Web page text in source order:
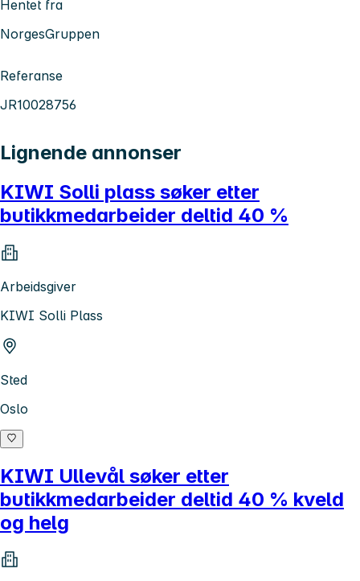
Hentet fra
NorgesGruppen
Referanse
JR10028756
Lignende annonser
KIWI Solli plass søker etter
butikkmedarbeider deltid 40 %
Arbeidsgiver
KIWI Solli Plass
Sted
Oslo
KIWI Ullevål søker etter
butikkmedarbeider deltid 40 % kveld
og helg